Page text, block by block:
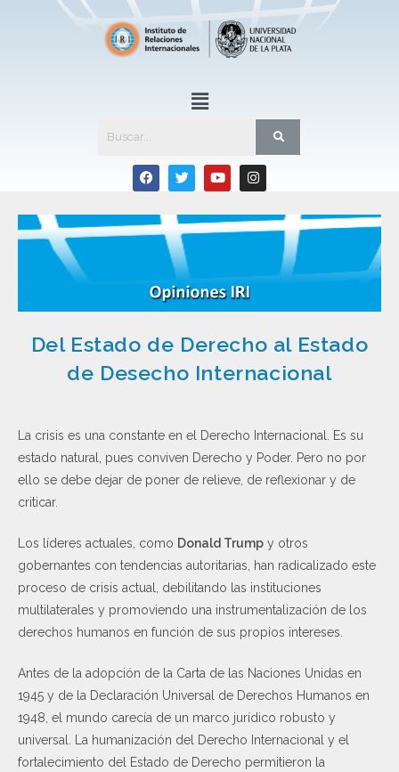
Del Estado de Derecho al Estado
de Desecho Internacional
La crisis es una constante en el Derecho Internacional. Es su
estado natural, pues conviven Derecho y Poder. Pero no por
ello se debe dejar de poner de relieve, de reflexionar y de
criticar.
Los líderes actuales, como Donald Trump y otros
gobernantes con tendencias autoritarias, han radicalizado este
proceso de crisis actual, debilitando las instituciones
multilaterales y promoviendo una instrumentalización de los
derechos humanos en función de sus propios intereses.
Antes de la adopción de la Carta de las Naciones Unidas en
1945 y de la Declaración Universal de Derechos Humanos en
1948, el mundo carecía de un marco jurídico robusto y
universal. La humanización del Derecho Internacional y el
fortalecimiento del Estado de Derecho permitieron la